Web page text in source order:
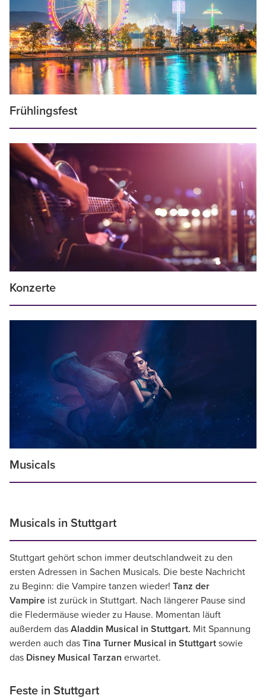
Frühlingsfest
Konzerte
Musicals
Musicals in Stuttgart
Stuttgart gehört schon immer deutschlandweit zu den
ersten Adressen in Sachen Musicals. Die beste Nachricht
zu Beginn: die Vampire tanzen wieder! Tanz der
Vampire ist zurück in Stuttgart. Nach längerer Pause sind
die Fledermäuse wieder zu Hause. Momentan läuft
außerdem das Aladdin Musical in Stuttgart. Mit Spannung
werden auch das Tina Turner Musical in Stuttgart sowie
das Disney Musical Tarzan erwartet.
Feste in Stuttgart